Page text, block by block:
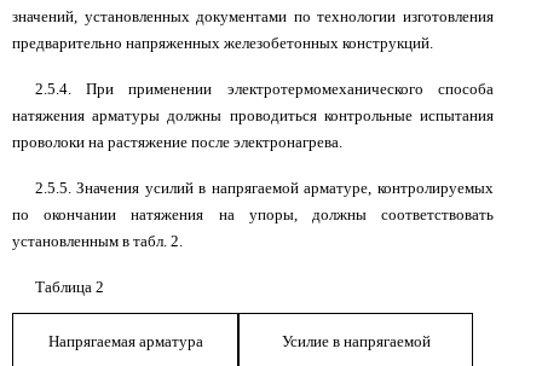
значений, установленных документами по технологии изготовления
предварительно напряженных железобетонных конструкций.
2.5.4. При применении электротермомеханического способа
натяжения арматуры должны проводиться контрольные испытания
проволоки на растяжение после электронагрева.
2.5.5. Значения усилий в напрягаемой арматуре, контролируемых
по окончании натяжения на упоры, должны соответствовать
установленным в табл. 2.
Таблица 2
Напрягаемая арматура
Усилие в напрягаемой